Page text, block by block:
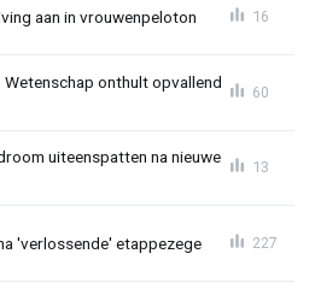
aan in vrouwenpeloton 16
onthult opvallend
60
uiteenspatten na nieuwe
13
'verlossende' etappezege 227